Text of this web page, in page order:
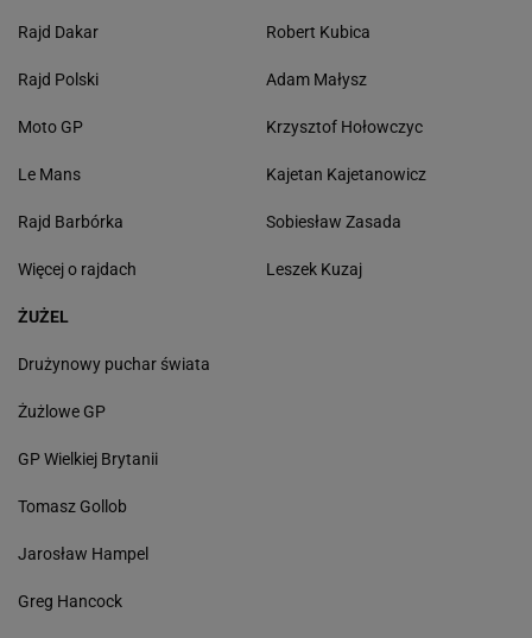
Rajd Dakar
Rajd Polski
Moto GP
Le Mans
Rajd Barbórka
Więcej o rajdach
Robert Kubica
Adam Małysz
Krzysztof Hołowczyc
Kajetan Kajetanowicz
Sobiesław Zasada
Leszek Kuzaj
ŻUŻEL
Drużynowy puchar świata
Żużlowe GP
GP Wielkiej Brytanii
Tomasz Gollob
Jarosław Hampel
Greg Hancock